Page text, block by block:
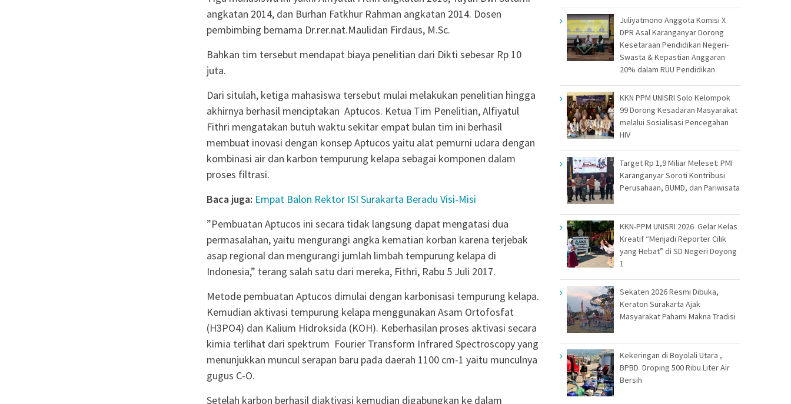
angkatan 2014, dan Burhan Fatkhur Rahman angkatan 2014. Dosen
pembimbing bernama Dr.rer.nat.Maulidan Firdaus, M.Sc.
Bahkan tim tersebut mendapat biaya penelitian dari Dikti sebesar Rp 10
juta.
Dari situlah, ketiga mahasiswa tersebut mulai melakukan penelitian hingga
akhirnya berhasil menciptakan Aptucos. Ketua Tim Penelitian, Alfiyatul
Fithri mengatakan butuh waktu sekitar empat bulan tim ini berhasil
membuat inovasi dengan konsep Aptucos yaitu alat pemurni udara dengan
kombinasi air dan karbon tempurung kelapa sebagai komponen dalam
proses filtrasi.
Baca juga: Empat Balon Rektor ISI Surakarta Beradu Visi-Misi
”Pembuatan Aptucos ini secara tidak langsung dapat mengatasi dua
permasalahan, yaitu mengurangi angka kematian korban karena terjebak
asap regional dan mengurangi jumlah limbah tempurung kelapa di
Indonesia,” terang salah satu dari mereka, Fithri, Rabu 5 Juli 2017.
Metode pembuatan Aptucos dimulai dengan karbonisasi tempurung kelapa.
Kemudian aktivasi tempurung kelapa menggunakan Asam Ortofosfat
(H3PO4) dan Kalium Hidroksida (KOH). Keberhasilan proses aktivasi secara
kimia terlihat dari spektrum Fourier Transform Infrared Spectroscopy yang
menunjukkan muncul serapan baru pada daerah 1100 cm-1 yaitu munculnya
gugus C-O.
Setelah karbon berhasil diaktivasi kemudian digabungkan ke dalam
Juliyatmono Anggota Komisi X
DPR Asal Karanganyar Dorong
Kesetaraan Pendidikan Negeri-
Swasta & Kepastian Anggaran
20% dalam RUU Pendidikan
KKN PPM UNISRI Solo Kelompok
99 Dorong Kesadaran Masyarakat
melalui Sosialisasi Pencegahan
HIV
Target Rp 1,9 Miliar Meleset: PMI
Karanganyar Soroti Kontribusi
Perusahaan, BUMD, dan Pariwisata
KKN-PPM UNISRI 2026 Gelar Kelas
Kreatif “Menjadi Reporter Cilik
yang Hebat” di SD Negeri Doyong
1
Sekaten 2026 Resmi Dibuka,
Keraton Surakarta Ajak
Masyarakat Pahami Makna Tradisi
Kekeringan di Boyolali Utara ,
BPBD Droping 500 Ribu Liter Air
Bersih